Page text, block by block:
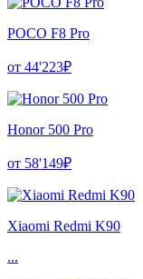
POCO F8 Pro
от 44'223₽
Honor 500 Pro
от 58'149₽
Xiaomi Redmi K90
...